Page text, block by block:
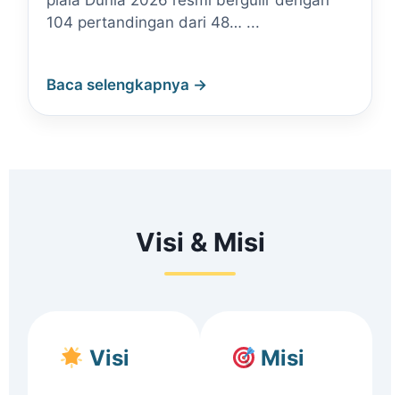
104 pertandingan dari 48… ...
Baca selengkapnya →
Visi & Misi
Visi Misi